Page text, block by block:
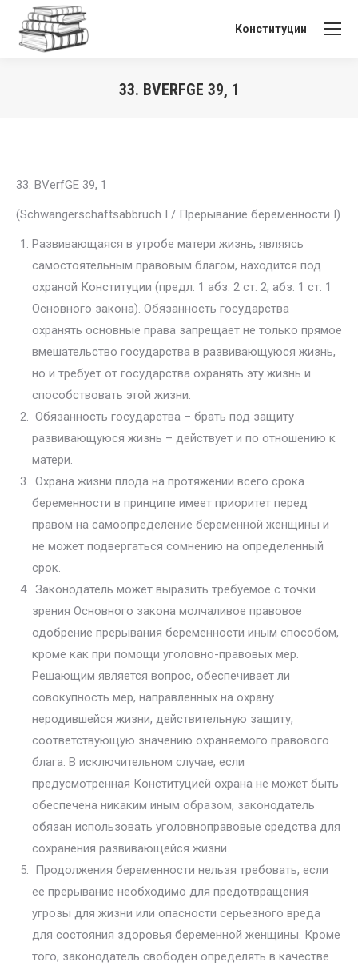
Конституции
33. BVERFGE 39, 1
33. BVerfGE 39, 1
(Schwangerschaftsabbruch I / Прерывание беременности I)
Развивающаяся в утробе матери жизнь, являясь
самостоятельным правовым благом, находится под
охраной Конституции (предл. 1 абз. 2 ст. 2, абз. 1 ст. 1
Основного закона). Обязанность государства
охранять основные права запрещает не только прямое
вмешательство государства в развивающуюся жизнь,
но и требует от государства охранять эту жизнь и
способствовать этой жизни.
Обязанность государства – брать под защиту
развивающуюся жизнь – действует и по отношению к
матери.
Охрана жизни плода на протяжении всего срока
беременности в принципе имеет приоритет перед
правом на самоопределение беремен­ной женщины и
не может подвергаться сомнению на определенный
срок.
Законодатель может выразить требуемое с точки
зрения Основно­го закона молчаливое правовое
одобрение прерывания беременности иным способом,
кроме как при помощи уголовно-правовых мер.
Решаю­щим является вопрос, обеспечивает ли
совокупность мер, направленных на охрану
неродившейся жизни, действительную защиту,
соответствую­щую значению охраняемого правового
блага. В исключительном случае, если
предусмотренная Конституцией охрана не может быть
обеспечена никаким иным образом, законодатель
обязан использовать уголовно­правовые средства для
сохранения развивающейся жизни.
Продолжения беременности нельзя требовать, если
ее прерывание не­обходимо для предотвращения
угрозы для жизни или опасности серьезного вреда
для состояния здоровья беременной женщины. Кроме
того, законода­тель свободен определять в качестве